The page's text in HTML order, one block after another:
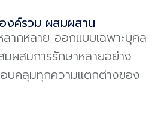
งค์รวม ผสมผสาน
ลากหลาย ออกแบบเฉพาะบุคล
มผสมการรักษาหลายอย่าง
บคลุมทุกความแตกต่างของ